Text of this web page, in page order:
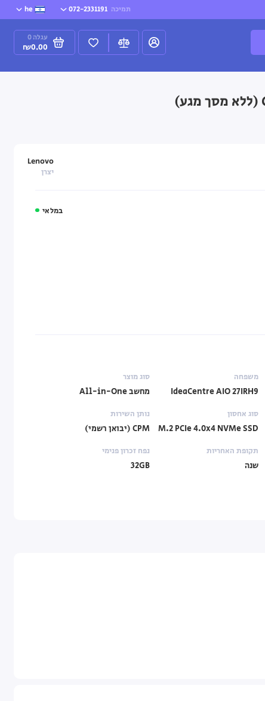
תמיכה 072-2331191
he
עגלה 0
₪0.00
במלאי
Lenovo
יצרן
משפחה
IdeaCentre AIO 27IRH9
סוג מוצר
מחשב All-in-One
סוג אחסון
M.2 PCIe 4.0x4 NVMe SSD
נותן השירות
CPM (יבואן רשמי)
תקופת האחריות
שנה
נפח זכרון פנימי
32GB